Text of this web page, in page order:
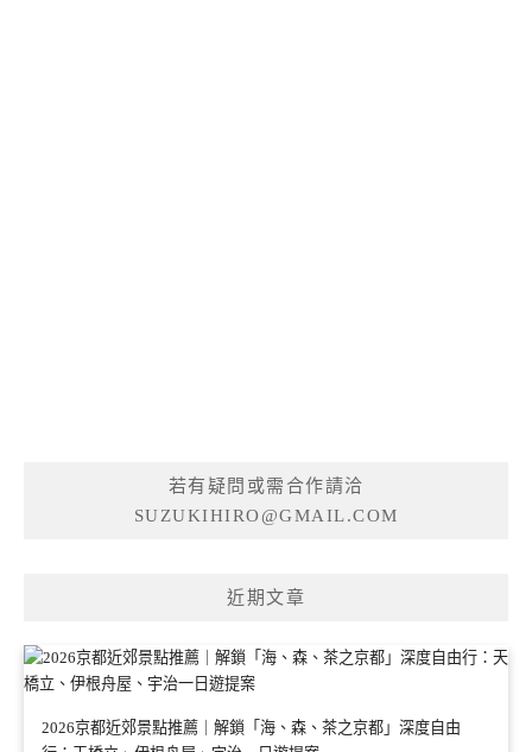
若有疑問或需合作請洽
SUZUKIHIRO@GMAIL.COM
近期文章
2026京都近郊景點推薦｜解鎖「海、森、茶之京都」深度自由